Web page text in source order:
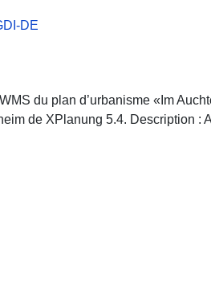
DE
du plan d’urbanisme «Im
de XPlanung 5.4. Description :